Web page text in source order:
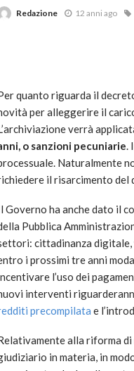
Redazione 12 anni ago
quanto riguarda il
per alleggerire il
verrà
o sanzioni pecuniarie.
Naturalmente
il risarcimento del
Governo ha anche dato il
Pubblica
cittadinanza digitale,
i prossimi tre anni
l’uso dei
interventi
precompilata e
alla riforma di
in materia, in
VARIE
Robot
god 1